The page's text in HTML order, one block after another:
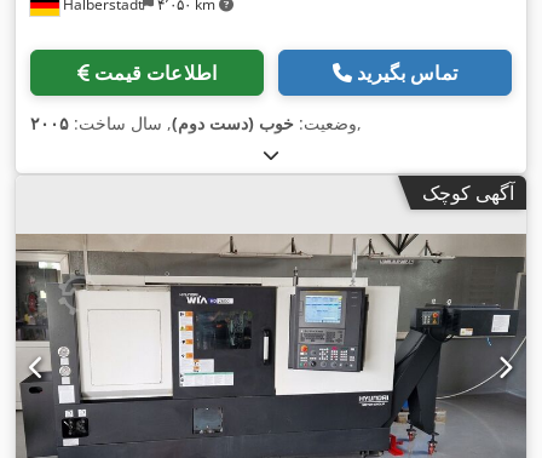
اطلاعات قیمت تماس بگیرید
وضعیت: خوب (دست دوم), سال ساخت: ۲۰۰۵ ,
آگهی کوچک